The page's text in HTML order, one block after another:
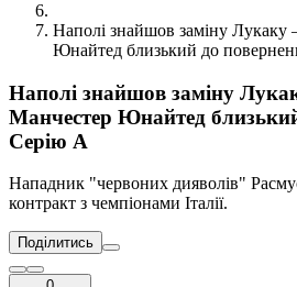
Наполі знайшов заміну Лукаку
Юнайтед близький до
Наполі знайшов заміну
Манчестер Юнайтед
Серію А
Нападник "червоних дияволів"
контракт з чемпіонами Італії.
Поділитись